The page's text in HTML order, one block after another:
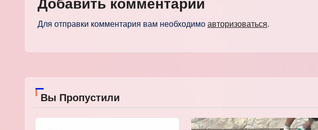
Добавить комментарий
Для отправки комментария вам необходимо авторизоваться.
Вы Пропустили